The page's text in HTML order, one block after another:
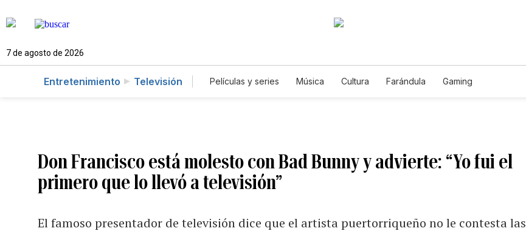
7 de agosto de 2026
Entretenimiento Televisión Películas y series Música Cultura Farándula Gaming
Don Francisco está molesto con Bad Bunny y advierte: “Yo fui el
primero que lo llevó a televisión”
El famoso presentador de televisión dice que el artista puertorriqueño no le contesta las